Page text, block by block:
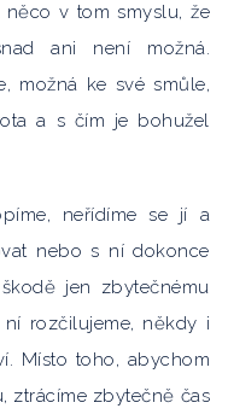
v tom smyslu, že
ani není možná.
možná ke své smůle,
a s čím je bohužel
neřídíme se jí a
nebo s ní dokonce
jen zbytečnému
rozčilujeme, někdy i
Místo toho, abychom
ztrácíme zbytečně čas